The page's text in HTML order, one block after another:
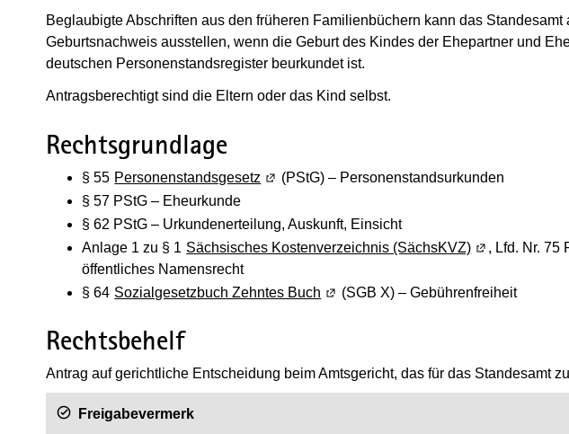
Beglaubigte Abschriften aus den früheren Familienbüchern kann das
Geburtsnachweis ausstellen, wenn die Geburt des Kindes der Ehepartner und
deutschen Personenstandsregister beurkundet ist.
Antragsberechtigt sind die Eltern oder das Kind selbst.
Rechtsgrundlage
§ 55 Personenstandsgesetz (Wird in einem neuen Fenster geöffnet)
(PStG) – Personenstandsurkunden
§ 57 PStG – Eheurkunde
§ 62 PStG – Urkundenerteilung, Auskunft, Einsicht
Anlage 1 zu § 1 Sächsisches Kostenverzeichnis (SächsKVZ) (Wird in
, Lfd. Nr. 75
öffentliches Namensrecht
§ 64 Sozialgesetzbuch Zehntes Buch (Wird in einem neuen Fenster geöffnet)
(SGB X) – Gebührenfreiheit
Rechtsbehelf
Antrag auf gerichtliche Entscheidung beim Amtsgericht, das für das Standesamt
Freigabevermerk